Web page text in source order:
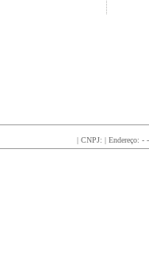
| CNPJ: | Endereço: -